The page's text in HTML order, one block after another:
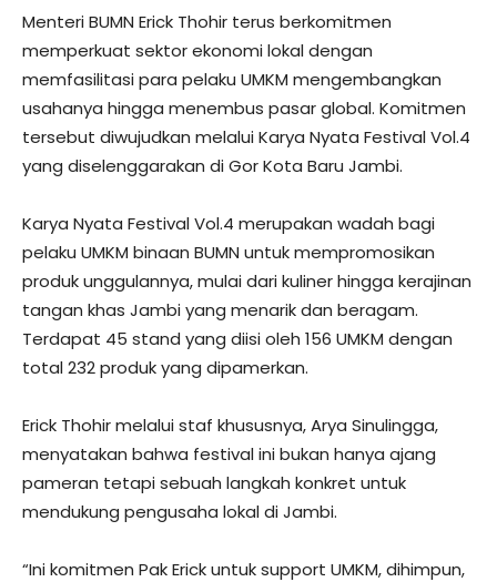
Menteri BUMN Erick Thohir terus berkomitmen
memperkuat sektor ekonomi lokal dengan
memfasilitasi para pelaku UMKM mengembangkan
usahanya hingga menembus pasar global. Komitmen
tersebut diwujudkan melalui Karya Nyata Festival Vol.4
yang diselenggarakan di Gor Kota Baru Jambi.
Karya Nyata Festival Vol.4 merupakan wadah bagi
pelaku UMKM binaan BUMN untuk mempromosikan
produk unggulannya, mulai dari kuliner hingga kerajinan
tangan khas Jambi yang menarik dan beragam.
Terdapat 45 stand yang diisi oleh 156 UMKM dengan
total 232 produk yang dipamerkan.
Erick Thohir melalui staf khususnya, Arya Sinulingga,
menyatakan bahwa festival ini bukan hanya ajang
pameran tetapi sebuah langkah konkret untuk
mendukung pengusaha lokal di Jambi.
“Ini komitmen Pak Erick untuk support UMKM, dihimpun,